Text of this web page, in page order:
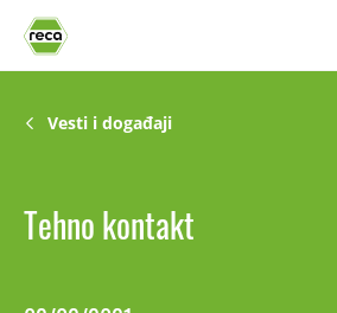
Vesti i događaji
Tehno kontakt